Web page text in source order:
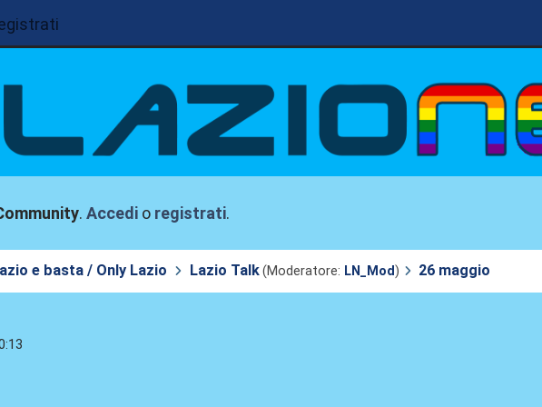
.Accedi o registrati.
e basta / Only Lazio Lazio Talk(Moderatore: LN_Mod) 26 maggio